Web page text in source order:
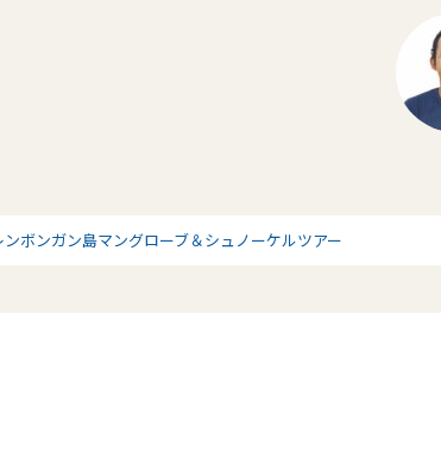
ンボンガン島マングローブ＆シュノーケルツアー